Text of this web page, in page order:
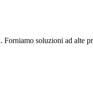
soluzioni ad alte